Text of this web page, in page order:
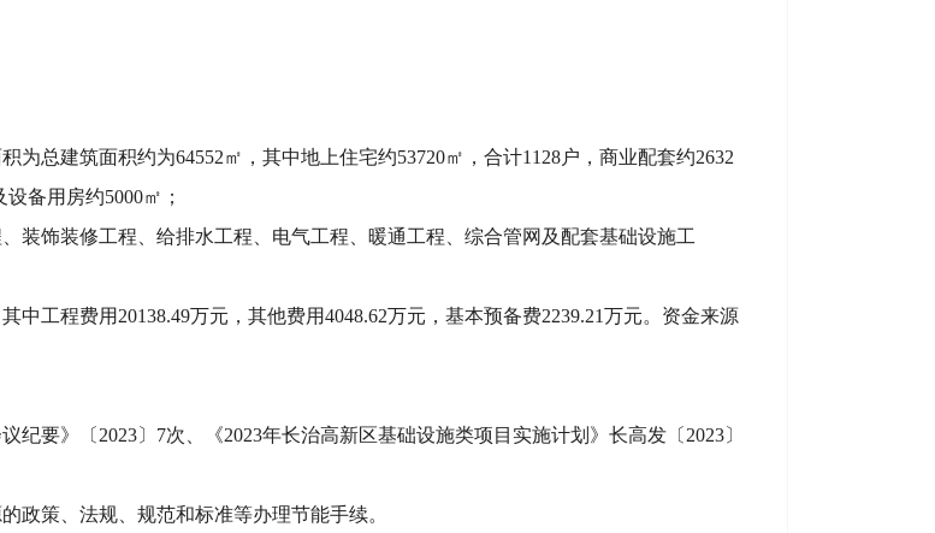
为总建筑面积约为64552㎡，其中地上住宅约53720㎡，合计1128户，商业配套约2632
备用房约5000㎡；
装饰装修工程、给排水工程、电气工程、暖通工程、综合管网及配套基础设施工
中工程费用20138.49万元，其他费用4048.62万元，基本预备费2239.21万元。资金来源
纪要》 〔2023〕7次、 《2023年长治高新区基础设施类项目实施计划》长高发 〔2023〕
政策、法规、规范和标准等办理节能手续。